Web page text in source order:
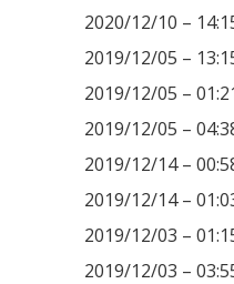
2020/12/10 –
2019/12/05 –
2019/12/05 –
2019/12/05 –
2019/12/14 –
2019/12/14 –
2019/12/03 –
2019/12/03 –